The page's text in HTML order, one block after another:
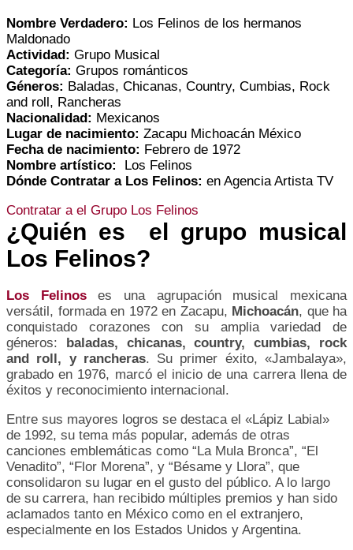
Nombre Verdadero: Los Felinos de los hermanos
Maldonado
Actividad: Grupo Musical
Categoría: Grupos románticos
Géneros: Baladas, Chicanas, Country, Cumbias, Rock
and roll, Rancheras
Nacionalidad: Mexicanos
Lugar de nacimiento: Zacapu Michoacán México
Fecha de nacimiento: Febrero de 1972
Nombre artístico:
Los Felinos
Dónde Contratar a Los Felinos: en Agencia Artista TV
Contratar a el Grupo Los Felinos
¿Quién es el grupo musical
Los Felinos?
Los Felinoses una agrupación musical mexicana
versátil, formada en 1972 en Zacapu, Michoacán, que ha
conquistado corazones con su amplia variedad de
géneros: baladas, chicanas, country, cumbias, rock
and roll, y rancheras. Su primer éxito, «Jambalaya»,
grabado en 1976, marcó el inicio de una carrera llena de
éxitos y reconocimiento internacional.
Entre sus mayores logros se destaca el «Lápiz Labial»
de 1992, su tema más popular, además de otras
canciones emblemáticas como “La Mula Bronca”, “El
Venadito”, “Flor Morena”, y “Bésame y Llora”, que
consolidaron su lugar en el gusto del público. A lo largo
de su carrera, han recibido múltiples premios y han sido
aclamados tanto en México como en el extranjero,
especialmente en los Estados Unidos y Argentina.